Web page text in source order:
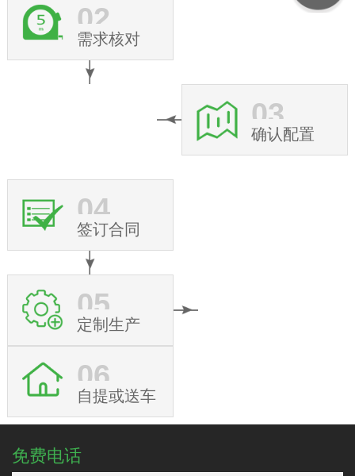
02
需求核对
03
确认配置
04
签订合同
05
定制生产
06
自提或送车
免费电话